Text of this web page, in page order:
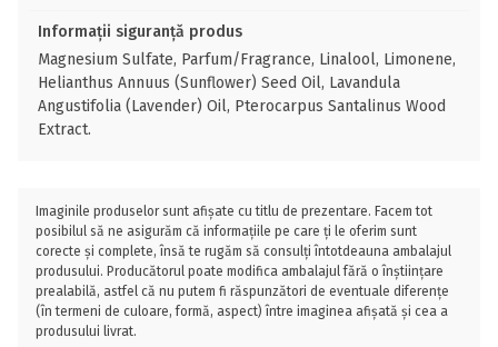
Informații siguranță produs
Magnesium Sulfate, Parfum/Fragrance, Linalool, Limonene,
Helianthus Annuus (Sunflower) Seed Oil, Lavandula
Angustifolia (Lavender) Oil, Pterocarpus Santalinus Wood
Extract.
Imaginile produselor sunt afișate cu titlu de prezentare. Facem tot
posibilul să ne asigurăm că informațiile pe care ți le oferim sunt
corecte și complete, însă te rugăm să consulți întotdeauna ambalajul
produsului. Producătorul poate modifica ambalajul fără o înștiințare
prealabilă, astfel că nu putem fi răspunzători de eventuale diferențe
(în termeni de culoare, formă, aspect) între imaginea afișată și cea a
produsului livrat.